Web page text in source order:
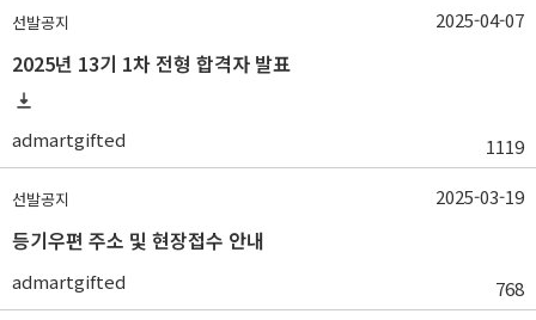
선발공지
2025년 13기 1차 전형 합격자 발표
admartgifted 1119
2025-04-07
선발공지
등기우편 주소 및 현장접수 안내
admartgifted 768
2025-03-19